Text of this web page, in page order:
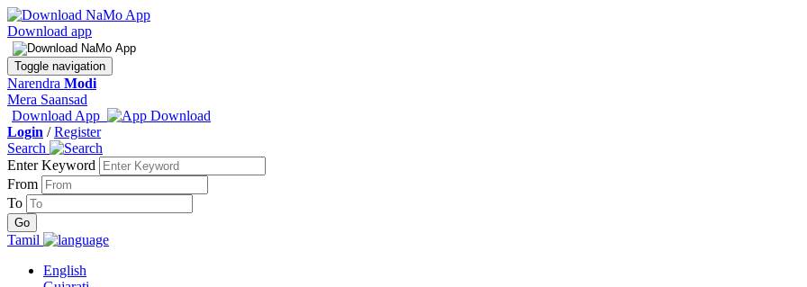
Download app
Toggle navigation
Narendra Modi
Mera Saansad
Download App
Login /Register
Search
Enter Keyword
From
To
Tamil
English